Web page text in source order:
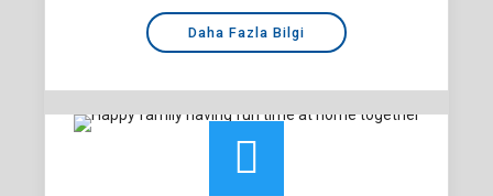
Daha Fazla Bilgi